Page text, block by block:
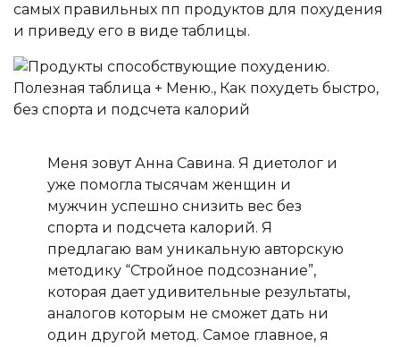
самых правильных пп продуктов для похудения
и приведу его в виде таблицы.
Меня зовут Анна Савина. Я диетолог и
уже помогла тысячам женщин и
мужчин успешно снизить вес без
спорта и подсчета калорий. Я
предлагаю вам уникальную авторскую
методику “Стройное подсознание”,
которая дает удивительные результаты,
аналогов которым не сможет дать ни
один другой метод. Самое главное, я